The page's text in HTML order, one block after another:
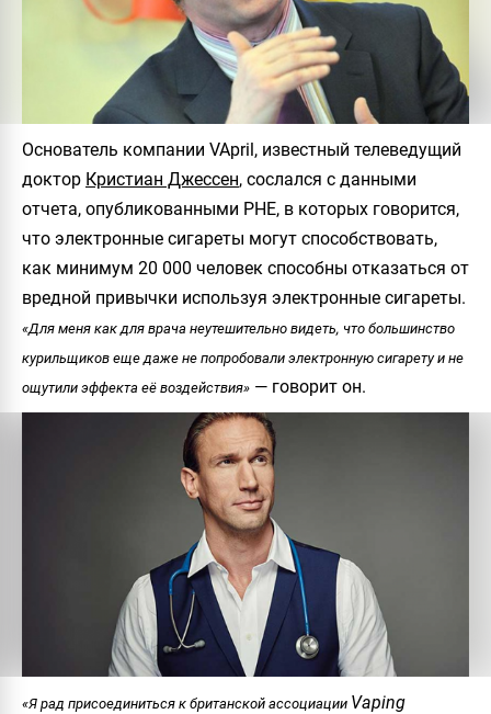
Основатель компании VApril, известный телеведущий
доктор Кристиан Джессен, сослался с данными
отчета, опубликованными PHE, в которых говорится,
что электронные сигареты могут способствовать,
как минимум 20 000 человек способны отказаться от
вредной привычки используя электронные сигареты.
«Для меня как для врача неутешительно видеть, что большинство
курильщиков еще даже не попробовали электронную сигарету и не
ощутили эффекта её воздействия» — говорит он.
«Я рад присоединиться к британской ассоциации Vaping